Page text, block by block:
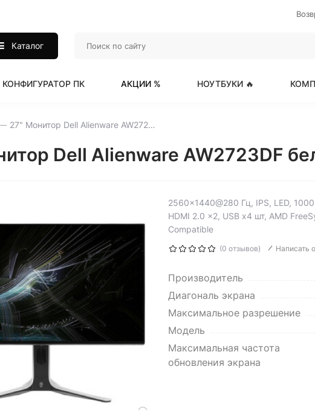
Каталог
КОНФИГУРАТОР ПК АКЦИИ % НОУТБУКИ 🔥
27" Монитор Dell Alienware AW2723DF белый
Dell Alienware AW2723DF
2560x1440@280 Гц, IPS, LED,
HDMI 2.0 x2, USB х4 шт, AMD
Compatible
(0 отзывов) Написать
Производитель
Диагональ экрана
Максимальное разрешение
Модель
Максимальная частота
обновления экрана